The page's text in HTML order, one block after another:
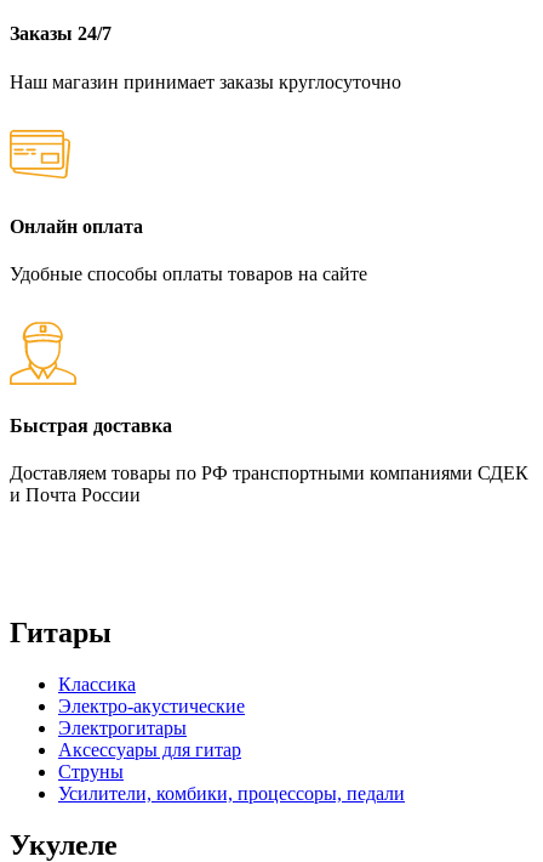
Заказы 24/7
Наш магазин принимает заказы круглосуточно
Онлайн оплата
Удобные способы оплаты товаров на сайте
Быстрая доставка
Доставляем товары по РФ транспортными компаниями СДЕК
и Почта России
Гитары
Классика
Электро-акустические
Электрогитары
Аксессуары для гитар
Струны
Усилители, комбики, процессоры, педали
Укулеле